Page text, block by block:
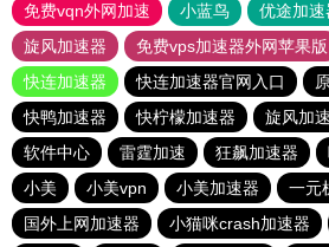
免费vqn外网加速
小蓝鸟 优途加速
旋风加速器
免费vps加速器外网苹果版
快连加速器
快连加速器官网入口
快鸭加速器
快柠檬加速器 旋风加
软件中心
雷霆加速 狂飙加速器
小美
小美vpn 小美加速器 一元
国外上网加速器
小猫咪crash加速器